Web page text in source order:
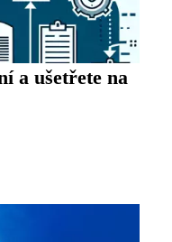
a ušetřete na